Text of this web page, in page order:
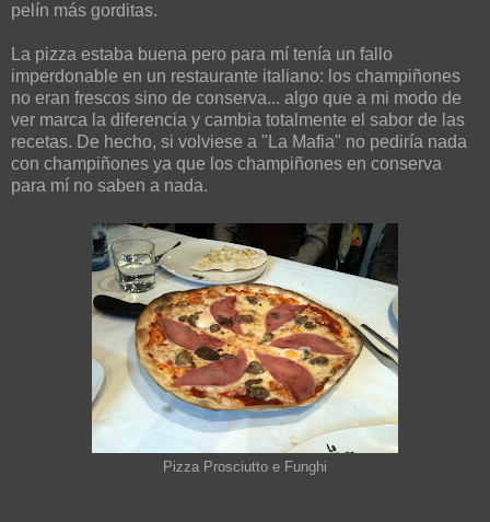
pelín más gorditas.
La pizza estaba buena pero para mí tenía un fallo
imperdonable en un restaurante italiano: los champiñones
no eran frescos sino de conserva... algo que a mi modo de
ver marca la diferencia y cambia totalmente el sabor de las
recetas. De hecho, si volviese a "La Mafia" no pediría nada
con champiñones ya que los champiñones en conserva
para mí no saben a nada.
Pizza Prosciutto e Funghi